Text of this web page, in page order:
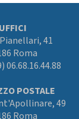
UFFICI
41
Roma
06.68.16.44.88
POSTALE
49
Roma